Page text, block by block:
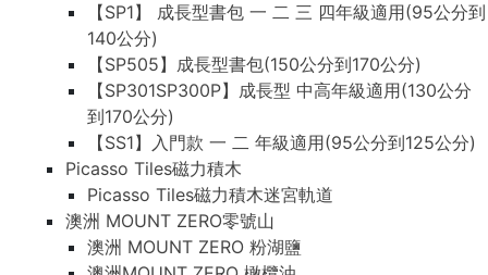
【SP1】 成長型書包 一 二 三 四年級適用(95公分到
140公分)
【SP505】成長型書包(150公分到170公分)
【SP301SP300P】成長型 中高年級適用(130公分
到170公分)
【SS1】入門款 一 二 年級適用(95公分到125公分)
Picasso Tiles磁力積木
Picasso Tiles磁力積木迷宮軌道
澳洲 MOUNT ZERO零號山
澳洲 MOUNT ZERO 粉湖鹽